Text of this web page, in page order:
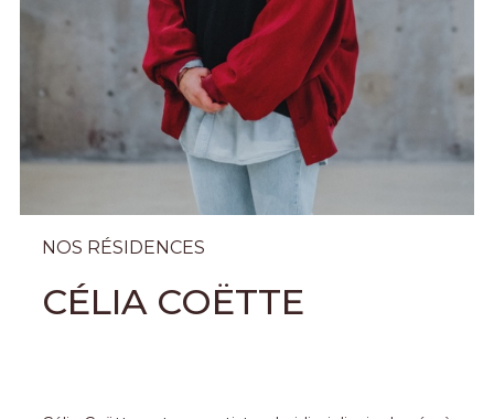
NOS RÉSIDENCES
CÉLIA COËTTE